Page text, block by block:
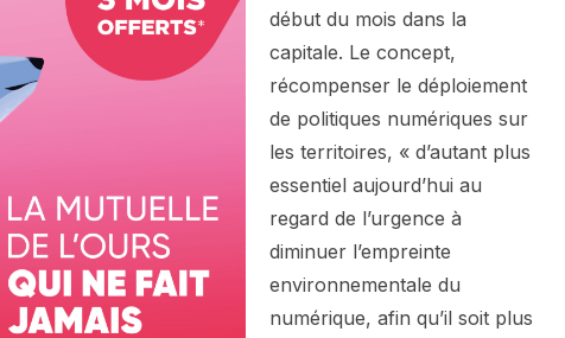
début du mois dans la
capitale. Le concept,
récompenser le déploiement
de politiques numériques sur
les territoires, « d’autant plus
essentiel aujourd’hui au
regard de l’urgence à
diminuer l’empreinte
environnementale du
numérique, afin qu’il soit plus